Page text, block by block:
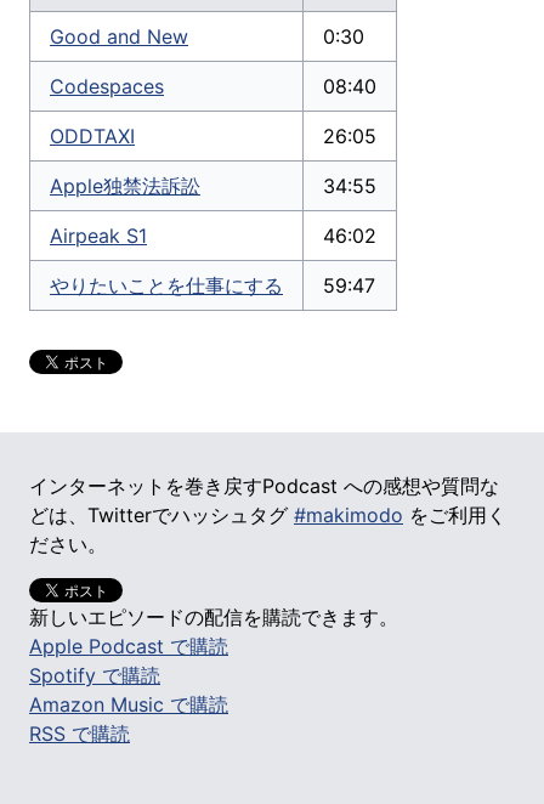
Good and New 0:30
Codespaces 08:40
ODDTAXI 26:05
Apple独禁法訴訟 34:55
Airpeak S1 46:02
やりたいことを仕事にする 59:47
インターネットを巻き戻すPodcast への感想や質問な
どは、Twitterでハッシュタグ #makimodo をご利用く
ださい。
新しいエピソードの配信を購読できます。
Apple Podcast で購読
Spotify で購読
Amazon Music で購読
RSS で購読